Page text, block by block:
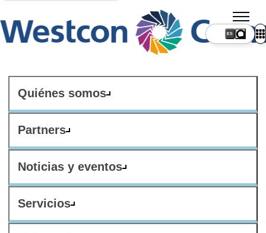
Quiénes somos
Partners
Noticias y eventos
Servicios
ES